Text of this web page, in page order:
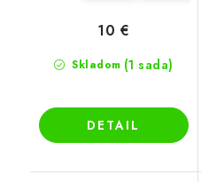
Skladom (1 sada)
10 €
DETAIL